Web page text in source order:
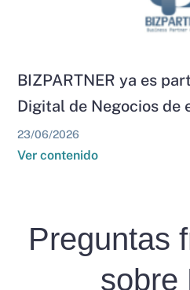
BIZPARTNER ya es
Digital de Negocios de
23/06/2026
Ver contenido
Preguntas
sobre